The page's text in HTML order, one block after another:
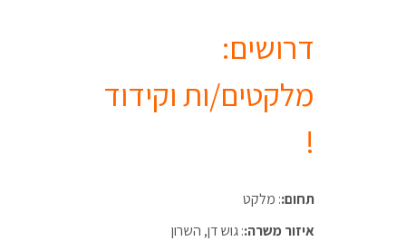
דרושים:
מלקטים/ות וקידוד
!
תחום:: מלקט
איזור משרה:: גוש דן, השרון